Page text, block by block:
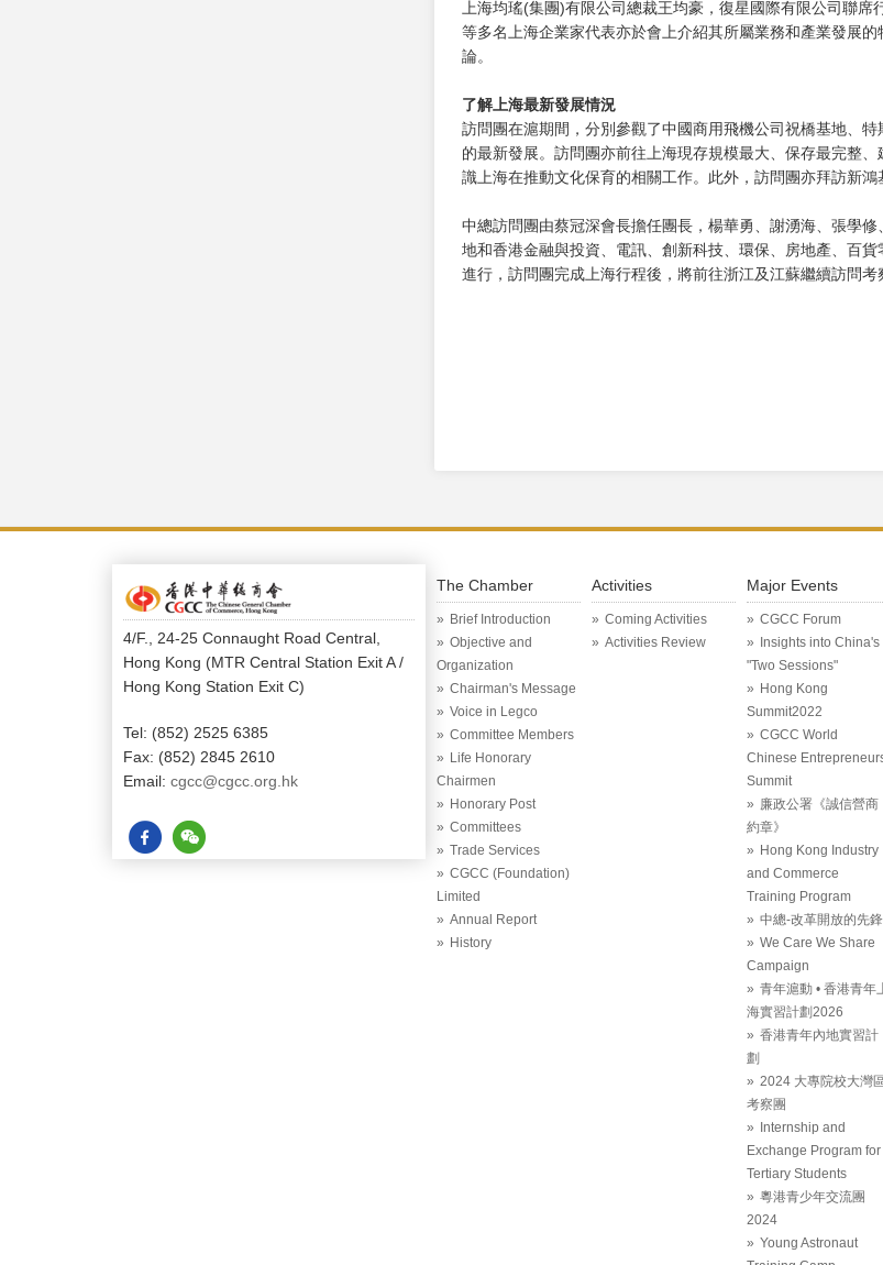
上海均瑤(集團)有限公司總裁王均豪，復星國際有限公司聯
等多名上海企業家代表亦於會上介紹其所屬業務和產業發展
論。
了解上海最新發展情況
訪問團在滬期間，分別參觀了中國商用飛機公司祝橋基地、
的最新發展。訪問團亦前往上海現存規模最大、保存最完整
識上海在推動文化保育的相關工作。此外，訪問團亦拜訪新鴻
中總訪問團由蔡冠深會長擔任團長，楊華勇、謝湧海、張學
地和香港金融與投資、電訊、創新科技、環保、房地產、百
進行，訪問團完成上海行程後，將前往浙江及江蘇繼續訪問考
4/F., 24-25 Connaught Road Central,
Hong Kong (MTR Central Station Exit A /
Hong Kong Station Exit C)
Tel: (852) 2525 6385
Fax: (852) 2845 2610
Email: cgcc@cgcc.org.hk
The Chamber
Brief Introduction
Objective and
Organization
Chairman's Message
Voice in Legco
Committee Members
Life Honorary
Chairmen
Honorary Post
Committees
Trade Services
CGCC (Foundation)
Limited
Annual Report
History
Activities
Coming Activities
Activities Review
Major Events
CGCC Forum
Insights into China's
"Two Sessions"
Hong Kong
Summit2022
CGCC World
Chinese
Summit
廉政公署《誠信營商
約章》
Hong Kong Industry
and Commerce
Training Program
中總-改革開放的先鋒
We Care We Share
Campaign
青年滬動 • 香港青年
海實習計劃2026
香港青年內地實習計
劃
2024 大專院校大灣
考察團
Internship and
Exchange Program for
Tertiary Students
粵港青少年交流團
2024
Young Astronaut